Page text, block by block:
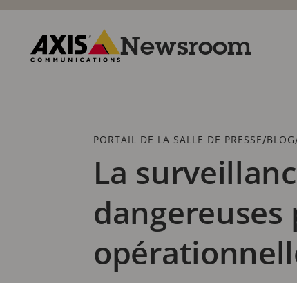
Passer
contenu
principal
Newsroom
Fil
PORTAIL DE LA SALLE DE PRESSE/BLOG
La